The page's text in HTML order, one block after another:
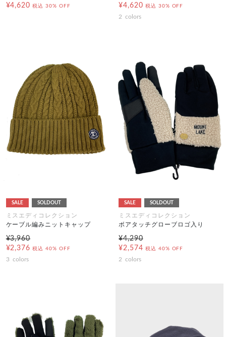
¥4,620 税込 30% OFF
¥4,620 税込 30% OFF
2 colors
SALE SOLDOUT
ミスエディコレクション
ケーブル編みニットキャップ
¥3,960
¥2,376 税込 40% OFF
3 colors
SALE SOLDOUT
ミスエディコレクション
ボアタッチグローブロゴ入り
¥4,290
¥2,574 税込 40% OFF
2 colors